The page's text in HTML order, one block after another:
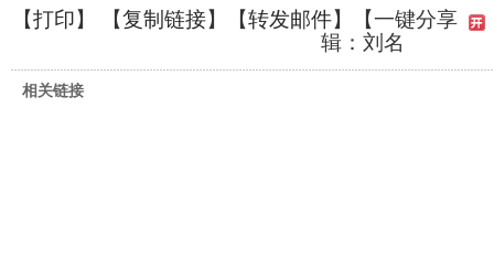
【打印】 【复制链接】【转发邮件】
【一键分享
辑：刘名
相关链接